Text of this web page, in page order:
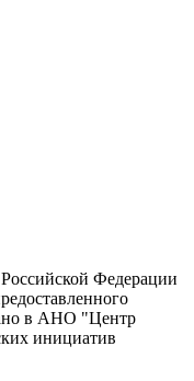
Федерации
в АНО "Центр
инициатив